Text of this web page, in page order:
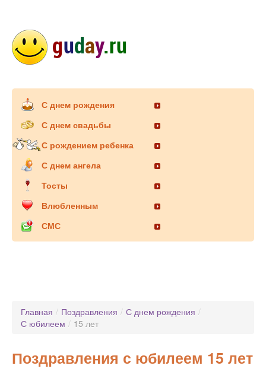
С днем рождения
С днем свадьбы
С рождением ребенка
С днем ангела
Тосты
Влюбленным
СМС
Главная / Поздравления / С днем рождения /
С юбилеем / 15 лет
Поздравления с юбилеем 15 лет